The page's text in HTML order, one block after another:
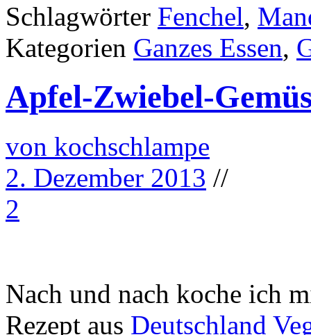
Schlagwörter Fenchel,
Kategorien Ganzes Essen,
Apfel-Zwiebel-
von kochschlampe
2. Dezember 2013 //
2
Nach und nach koche ich
Rezept aus Deutschland